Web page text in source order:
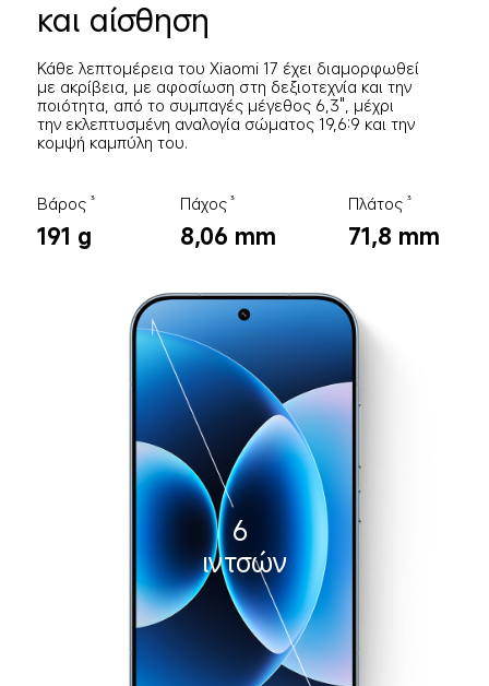
και αίσθηση
Κάθε λεπτομέρεια του Xiaomi 17 έχει διαμορφωθεί
με ακρίβεια, με αφοσίωση στη δεξιοτεχνία και την
ποιότητα, από το συμπαγές μέγεθος 6,3", μέχρι
την εκλεπτυσμένη αναλογία σώματος 19,6:9 και την
κομψή καμπύλη του.
Βάρος 3
191 g
Πάχος 3
8,06 mm
Πλάτος 3
71,8 mm
6
ιντσών